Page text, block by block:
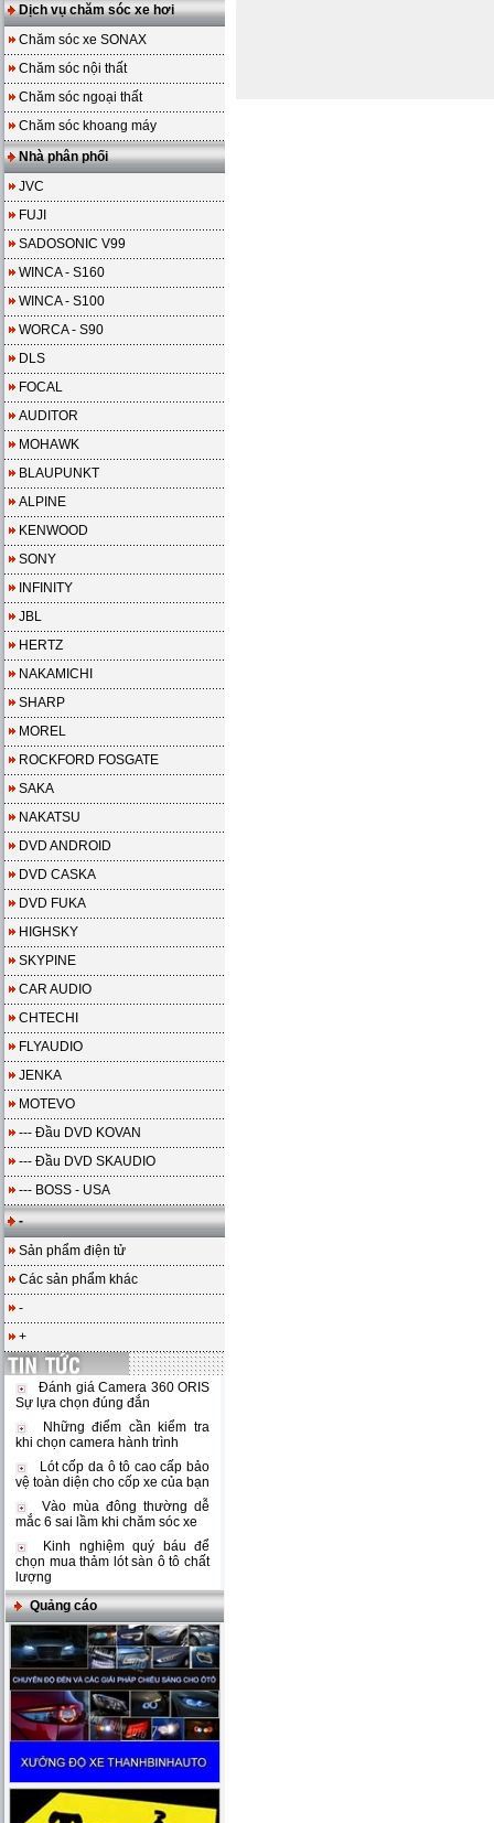
Dịch vụ chăm sóc xe hơi
Chăm sóc xe SONAX
Chăm sóc nội thất
Chăm sóc ngoại thất
Chăm sóc khoang máy
Nhà phân phối
JVC
FUJI
SADOSONIC V99
WINCA - S160
WINCA - S100
WORCA - S90
DLS
FOCAL
AUDITOR
MOHAWK
BLAUPUNKT
ALPINE
KENWOOD
SONY
INFINITY
JBL
HERTZ
NAKAMICHI
SHARP
MOREL
ROCKFORD FOSGATE
SAKA
NAKATSU
DVD ANDROID
DVD CASKA
DVD FUKA
HIGHSKY
SKYPINE
CAR AUDIO
CHTECHI
FLYAUDIO
JENKA
MOTEVO
--- Đầu DVD KOVAN
--- Đầu DVD SKAUDIO
--- BOSS - USA
-
Sản phẩm điện tử
Các sản phẩm khác
-
+
Đánh giá Camera 360 ORIS
Sự lựa chọn đúng đắn
Những điểm cần kiểm tra
khi chọn camera hành trình
Lót cốp da ô tô cao cấp bảo
vệ toàn diện cho cốp xe của bạn
Vào mùa đông thường dễ
mắc 6 sai lầm khi chăm sóc xe
Kinh nghiệm quý báu để
chọn mua thảm lót sàn ô tô chất
lượng
Quảng cáo